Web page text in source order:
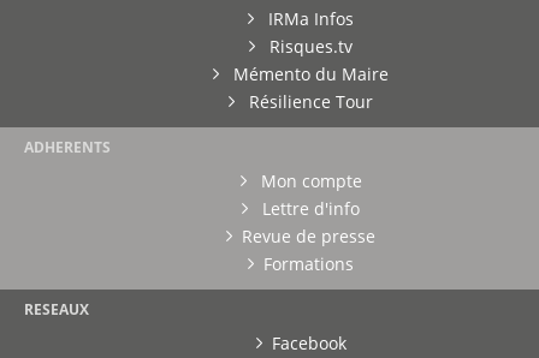
IRMa Infos
Risques.tv
Mémento du Maire
Résilience Tour
ADHERENTS
Mon compte
Lettre d'info
Revue de presse
Formations
RESEAUX
Facebook